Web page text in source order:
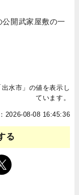
開武家屋敷の一
水市」の値を表示し
ています。
2026-08-08 16:45:36
る